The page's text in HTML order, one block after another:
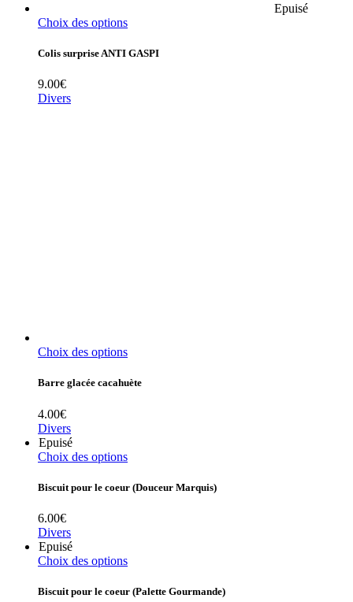
Epuisé
Choix des options
Colis surprise ANTI GASPI
9.00€
Divers
Choix des options
Barre glacée cacahuète
4.00€
Divers
Epuisé
Choix des options
Biscuit pour le coeur (Douceur Marquis)
6.00€
Divers
Epuisé
Choix des options
Biscuit pour le coeur (Palette Gourmande)